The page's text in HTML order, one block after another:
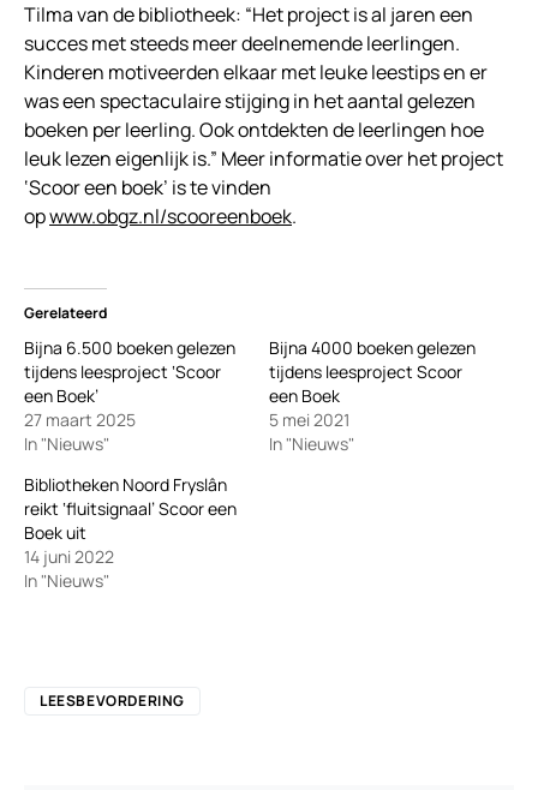
Tilma van de bibliotheek: “Het project is al jaren een
succes met steeds meer deelnemende leerlingen.
Kinderen motiveerden elkaar met leuke leestips en er
was een spectaculaire stijging in het aantal gelezen
boeken per leerling. Ook ontdekten de leerlingen hoe
leuk lezen eigenlijk is.” Meer informatie over het project
‘Scoor een boek’ is te vinden
opwww.obgz.nl/scooreenboek.
Gerelateerd
Bijna 6.500 boeken gelezen
tijdens leesproject ‘Scoor
een Boek’
27 maart 2025
In "Nieuws"
Bijna 4000 boeken gelezen
tijdens leesproject Scoor
een Boek
5 mei 2021
In "Nieuws"
Bibliotheken Noord Fryslân
reikt ‘fluitsignaal’ Scoor een
Boek uit
14 juni 2022
In "Nieuws"
LEESBEVORDERING